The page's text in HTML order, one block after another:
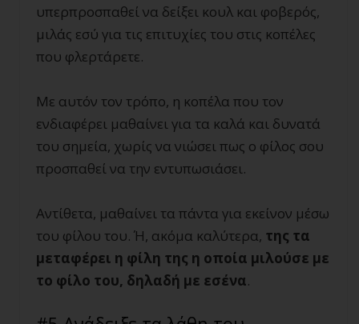
υπερπροσπαθεί να δείξει κουλ και φοβερός,
μιλάς εσύ για τις επιτυχίες του στις κοπέλες
που φλερτάρετε.
Με αυτόν τον τρόπο, η κοπέλα που τον
ενδιαφέρει μαθαίνει για τα καλά και δυνατά
του σημεία, χωρίς να νιώσει πως ο φίλος σου
προσπαθεί να την εντυπωσιάσει.
Αντίθετα, μαθαίνει τα πάντα για εκείνον μέσω
του φίλου του. Ή, ακόμα καλύτερα, της τα
μεταφέρει η φίλη της η οποία μιλούσε με
το φίλο του, δηλαδή με εσένα.